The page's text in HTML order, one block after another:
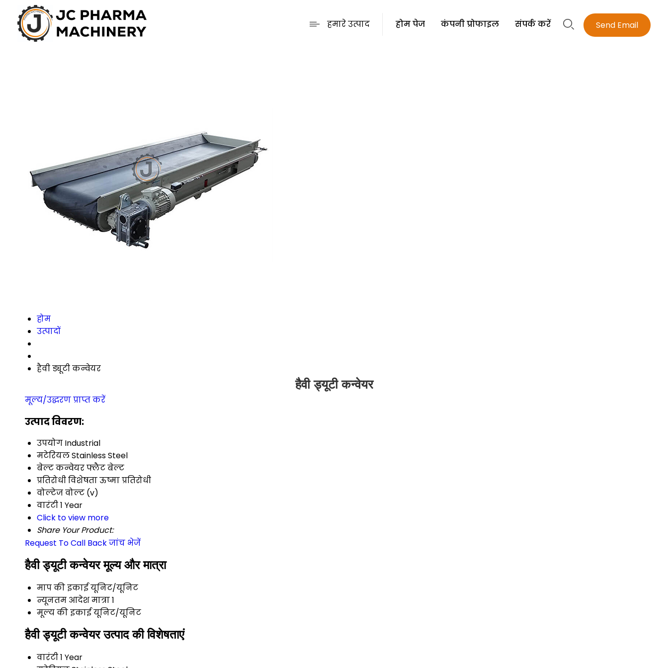
हमारे उत्पाद होम पेज कंपनी प्रोफाइल संपर्क करें Send Email
होम
उत्पादों
हैवी ड्यूटी कन्वेयर
हैवी ड्यूटी कन्वेयर
मूल्य/उद्धरण प्राप्त करें
उत्पाद विवरण:
उपयोग Industrial
मटेरियलStainless Steel
बेल्ट कन्वेयरफ्लैट बेल्ट
प्रतिरोधी विशेषताऊष्मा प्रतिरोधी
वोल्टेजवोल्ट (v)
वारंटी1 Year
Click to view more
Share Your Product:
Request To Call Backजांच भेजें
हैवी ड्यूटी कन्वेयर मूल्य और मात्रा
माप की इकाईयूनिट/यूनिट
न्यूनतम आदेश मात्रा1
मूल्य की इकाईयूनिट/यूनिट
हैवी ड्यूटी कन्वेयर उत्पाद की विशेषताएं
वारंटी1 Year